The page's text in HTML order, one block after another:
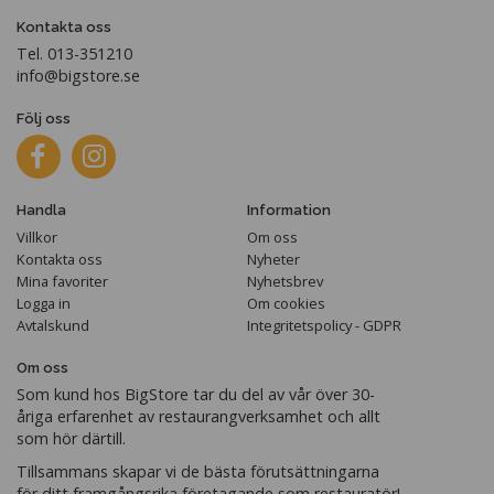
Kontakta oss
Tel. 013-351210
info@bigstore.se
Följ oss
Handla
Villkor
Kontakta oss
Mina favoriter
Logga in
Avtalskund
Information
Om oss
Nyheter
Nyhetsbrev
Om cookies
Integritetspolicy - GDPR
Om oss
Som kund hos BigStore tar du del av vår över 30-
åriga erfarenhet av restaurangverksamhet och allt
som hör därtill.
Tillsammans skapar vi de bästa förutsättningarna